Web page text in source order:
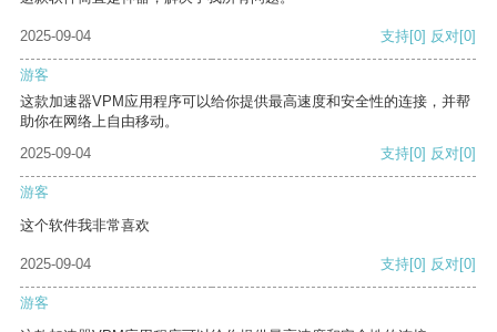
2025-09-04 支持[0] 反对[0]
游客
这款加速器VPM应用程序可以给你提供最高速度和安全性的连接，并帮
助你在网络上自由移动。
2025-09-04
支持[0] 反对[0]
游客
这个软件我非常喜欢
2025-09-04 支持[0] 反对[0]
游客